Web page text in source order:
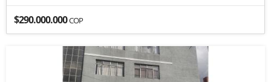
$290.000.000COP